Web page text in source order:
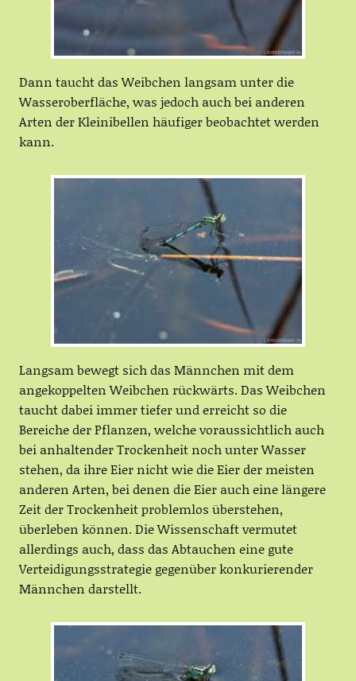
Dann taucht das Weibchen langsam unter die
Wasseroberfläche, was jedoch auch bei anderen
Arten der Kleinibellen häufiger beobachtet werden
kann.
Langsam bewegt sich das Männchen mit dem
angekoppelten Weibchen rückwärts. Das Weibchen
taucht dabei immer tiefer und erreicht so die
Bereiche der Pflanzen, welche voraussichtlich auch
bei anhaltender Trockenheit noch unter Wasser
stehen, da ihre Eier nicht wie die Eier der meisten
anderen Arten, bei denen die Eier auch eine längere
Zeit der Trockenheit problemlos überstehen,
überleben können. Die Wissenschaft vermutet
allerdings auch, dass das Abtauchen eine gute
Verteidigungsstrategie gegenüber konkurierender
Männchen darstellt.